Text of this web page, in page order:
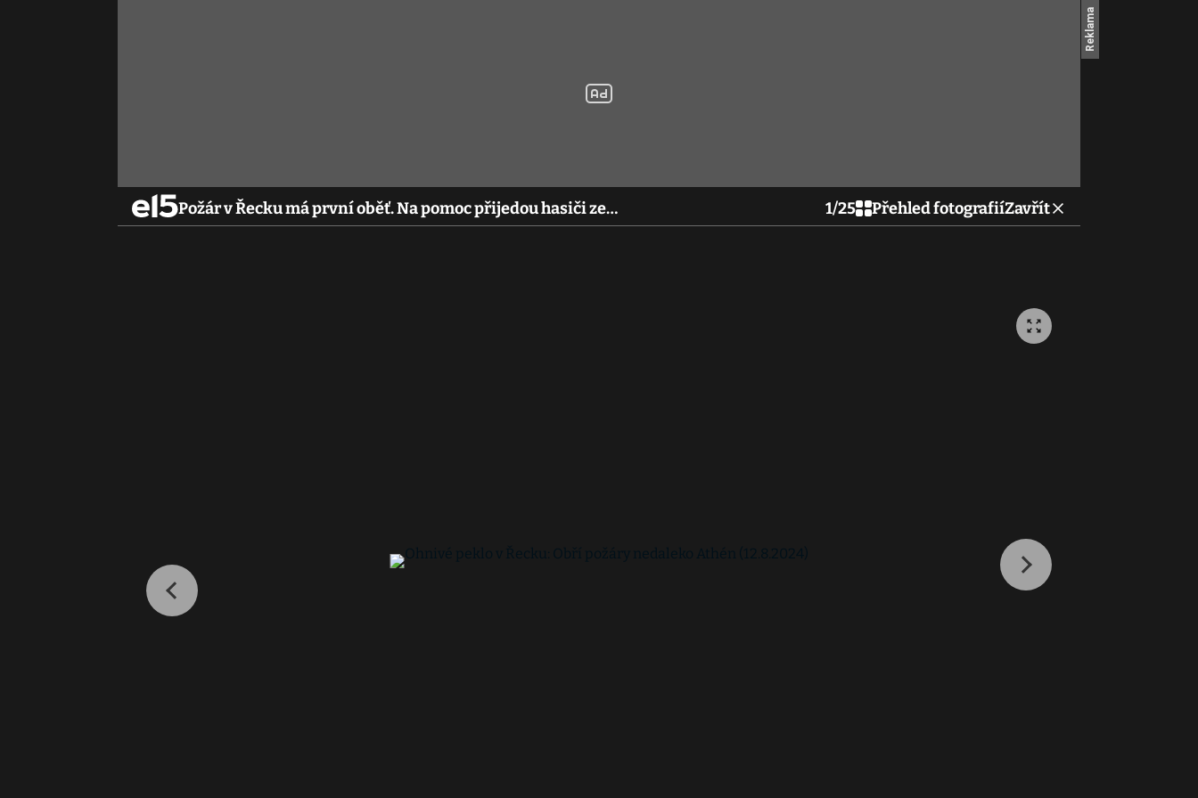
Požár v Řecku má první oběť. Na pomoc přijedou hasiči ze… 1/25 Přehled fotografiíZavřít